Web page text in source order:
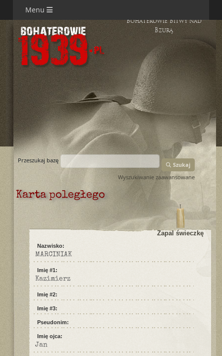
Menu
Bohaterowie Bitwy nad
Bzurą
Przeszukaj bazę
Szukaj
Wyszukiwanie zaawansowane
Karta poległego
Zapal świeczkę
Nazwisko:
MARCINIAK
Imię #1:
Kazimierz
Imię #2:
Imię #3:
Pseudonim:
Imię ojca:
Jan